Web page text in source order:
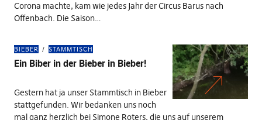
Corona machte, kam wie jedes Jahr der Circus Barus nach
Offenbach. Die Saison…
BIEBER STAMMTISCH
Ein Biber in der Bieber in Bieber!
Gestern hat ja unser Stammtisch in Bieber
stattgefunden. Wir bedanken uns noch
mal ganz herzlich bei Simone Roters, die uns auf unserem